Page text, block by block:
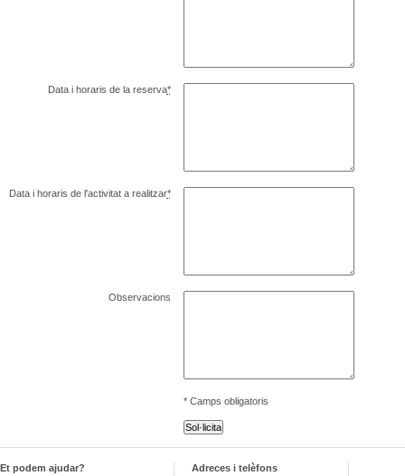
Data i horaris de la reserva*
Data i horaris de l'activitat a realitzar*
Observacions
* Camps obligatoris
Et podem ajudar?
Adreces i telèfons